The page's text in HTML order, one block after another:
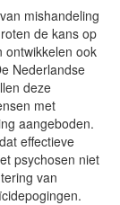
mishandeling
de kans op
ontwikkelen ook
Nederlandse
deze
met
aangeboden.
effectieve
psychosen niet
van